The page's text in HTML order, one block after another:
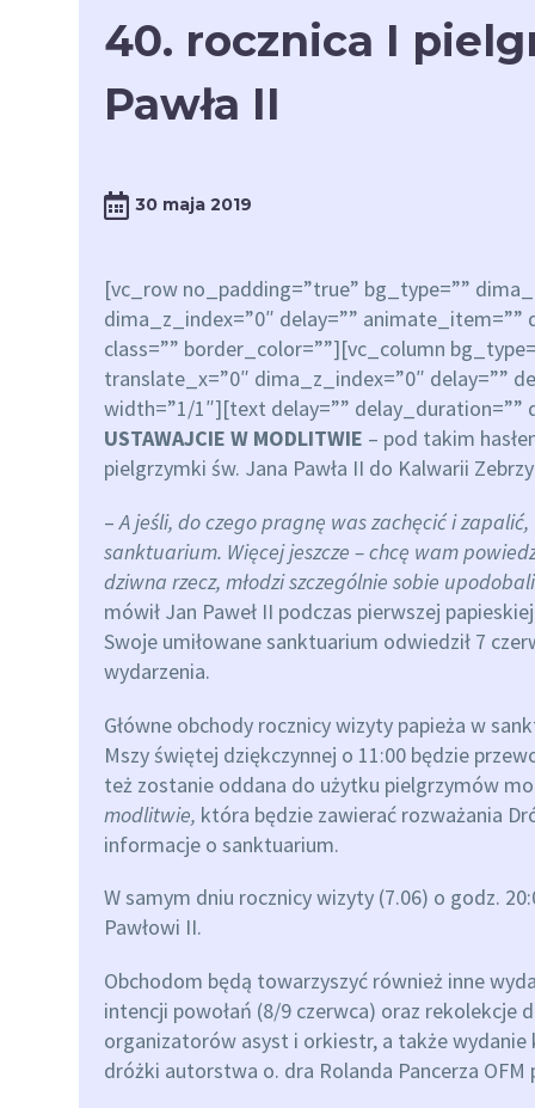
40. rocznica I
Pawła II
30 maja 2019
[vc_row no_padding=”true” bg_type=””
dima_z_index=”0″ delay=””
class=”” border_color=””][vc_column
translate_x=”0″ dima_z_index=”0″ delay=””
width=”1/1″][text delay=”” delay_duration=””
USTAWAJCIE W MODLITWIE – pod takim
pielgrzymki św. Jana Pawła II do Kalwarii
–A jeśli, do czego pragnę was zachęcić i
sanktuarium. Więcej jeszcze – chcę wam
dziwna rzecz, młodzi szczególnie sobie
mówił Jan Paweł II podczas pierwszej
Swoje umiłowane sanktuarium odwiedził 7
wydarzenia.
Główne obchody rocznicy wizyty papieża w
Mszy świętej dziękczynnej o 11:00 będzie
też zostanie oddana do użytku pielgrzymów
modlitwie, która będzie zawierać rozważania
informacje o sanktuarium.
W samym dniu rocznicy wizyty (7.06) o godz.
Pawłowi II.
Obchodom będą towarzyszyć również inne
intencji powołań (8/9 czerwca) oraz rekolekcje
organizatorów asyst i orkiestr, a także
dróżki autorstwa o. dra Rolanda Pancerza